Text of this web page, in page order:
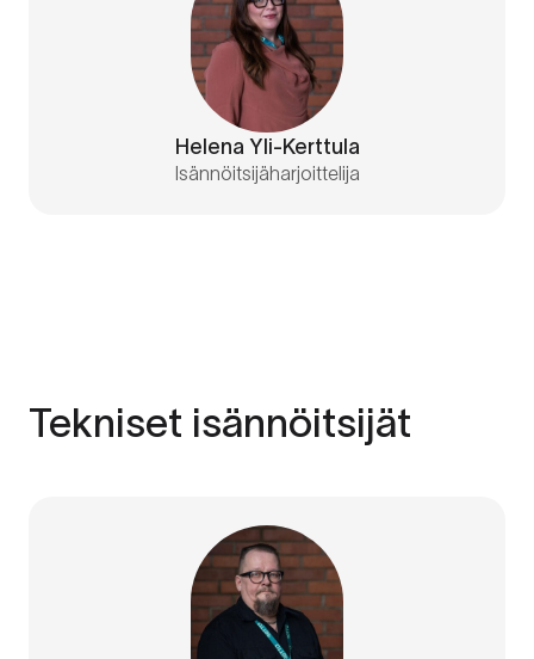
Helena Yli-Kerttula
Isännöitsijäharjoittelija
Tekniset isännöitsijät